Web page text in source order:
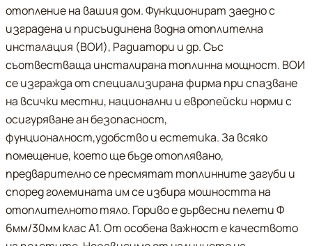
отопление на вашия дом. Функционират заедно с
изградена и присъидинена водна отоплителна
инсталация (ВОИ), Радиатори и др. Със
съотвестваща инсталирана топлинна мощност. ВОИ
се изгражда от специализирана фирма при спазване
на всички местни, национални и европейски норми с
осигуряване ан безопасност,
фунционалност,удобство и естетика. За всяко
помещение, което ще бъде отоплявано,
предварително се пресмятат топлинните загуби и
според големината им се избира мошността на
отоплителното тяло. Гориво е дървесни пелети Ф
6мм/30мм клас А1. От особена важност е качеството